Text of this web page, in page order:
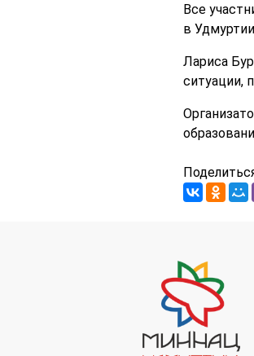
Все
в
Лариса
ситуации,